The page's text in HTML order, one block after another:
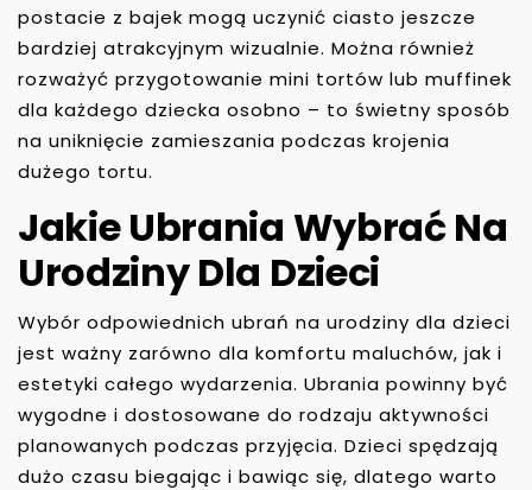
postacie z bajek mogą uczynić ciasto jeszcze
bardziej atrakcyjnym wizualnie. Można również
rozważyć przygotowanie mini tortów lub muffinek
dla każdego dziecka osobno – to świetny sposób
na uniknięcie zamieszania podczas krojenia
dużego tortu.
Jakie Ubrania Wybrać Na
Urodziny Dla Dzieci
Wybór odpowiednich ubrań na urodziny dla dzieci
jest ważny zarówno dla komfortu maluchów, jak i
estetyki całego wydarzenia. Ubrania powinny być
wygodne i dostosowane do rodzaju aktywności
planowanych podczas przyjęcia. Dzieci spędzają
dużo czasu biegając i bawiąc się, dlatego warto